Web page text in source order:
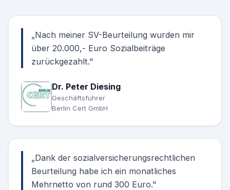
„Nach meiner SV-Beurteilung wurden mir
über 20.000,- Euro Sozialbeiträge
zurückgezahlt."
Dr. Peter Diesing
Geschäftsführer
Berlin Cert GmbH
„Dank der sozialversicherungsrechtlichen
Beurteilung habe ich ein monatliches
Mehrnetto von rund 300 Euro."